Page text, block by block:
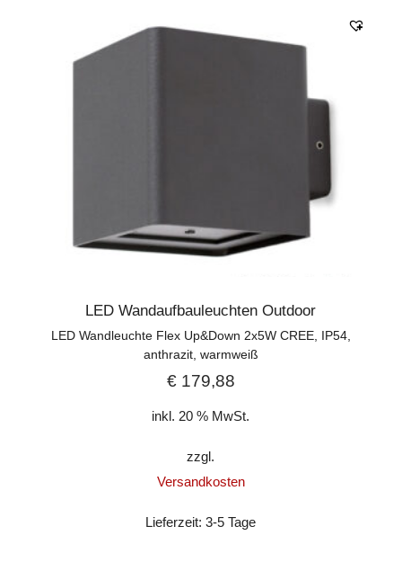
LED Wandaufbauleuchten Outdoor
LED Wandleuchte Flex Up&Down 2x5W CREE, IP54,
anthrazit, warmweiß
€179,88
inkl. 20 % MwSt.
zzgl.
Versandkosten
Lieferzeit:3-5 Tage